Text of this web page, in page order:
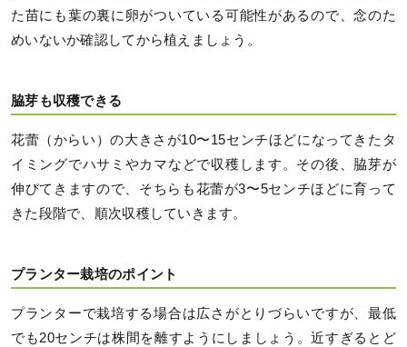
た苗にも葉の裏に卵がついている可能性があるので、念のた
めいないか確認してから植えましょう。
脇芽も収穫できる
花蕾（からい）の大きさが10〜15センチほどになってきたタ
イミングでハサミやカマなどで収穫します。その後、脇芽が
伸びてきますので、そちらも花蕾が3〜5センチほどに育って
きた段階で、順次収穫していきます。
プランター栽培のポイント
プランターで栽培する場合は広さがとりづらいですが、最低
でも20センチは株間を離すようにしましょう。近すぎるとど